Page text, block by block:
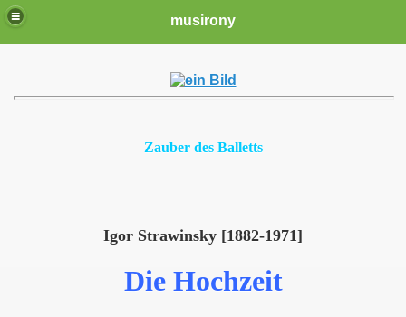
musirony
Zauber des Balletts
Igor Strawinsky [1882-1971]
Die Hochzeit